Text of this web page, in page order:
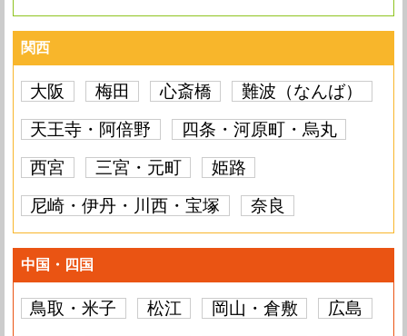
関西
大阪 梅田 心斎橋
難波（なんば）
天王寺・阿倍野
四条・河原町・烏丸
西宮
三宮・元町
姫路
尼崎・伊丹・川西・宝塚
奈良
中国・四国
鳥取・米子 松江 岡山・倉敷
広島